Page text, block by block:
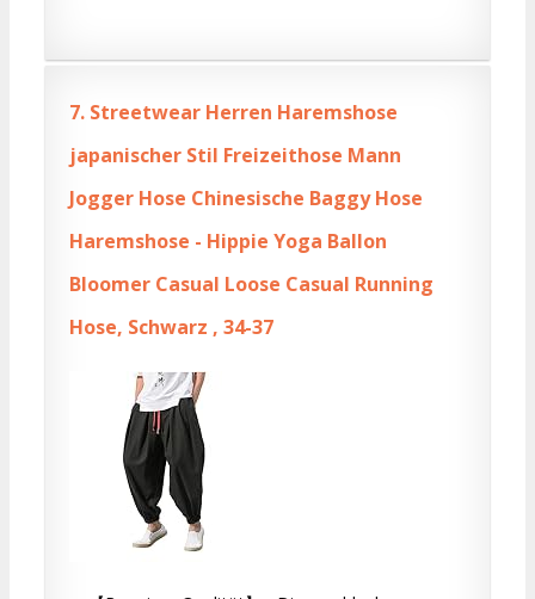
7. Streetwear Herren Haremshose
japanischer Stil Freizeithose Mann
Jogger Hose Chinesische Baggy Hose
Haremshose - Hippie Yoga Ballon
Bloomer Casual Loose Casual Running
Hose, Schwarz , 34-37